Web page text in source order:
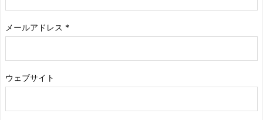
メールアドレス *
ウェブサイト